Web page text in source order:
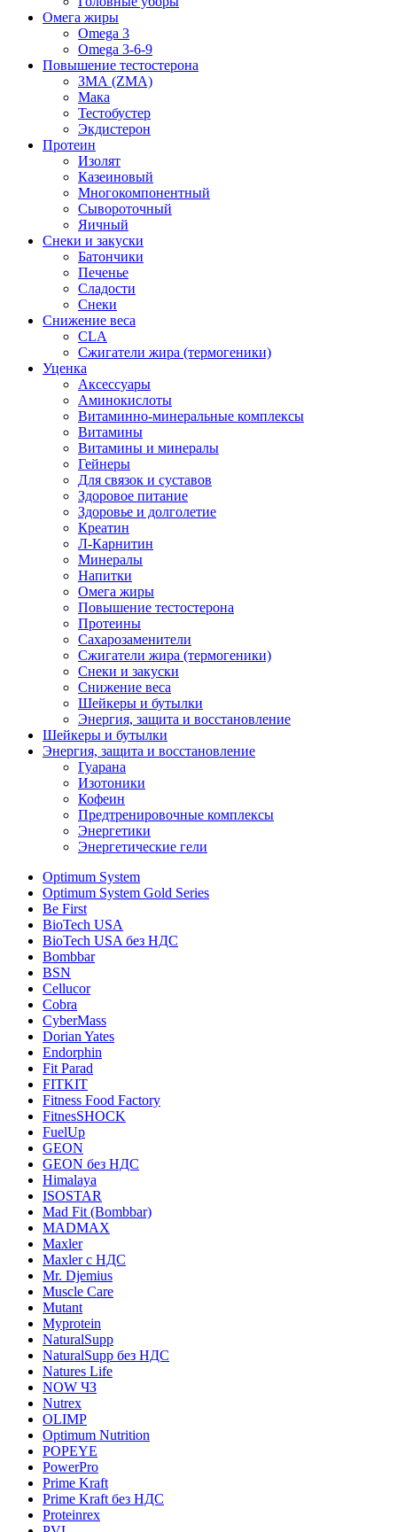
Омега жиры
Omega 3
Omega 3-6-9
Повышение тестостерона
ЗМА (ZMA)
Мака
Тестобустер
Экдистерон
Протеин
Изолят
Казеиновый
Многокомпонентный
Сывороточный
Яичный
Снеки и закуски
Батончики
Печенье
Сладости
Снеки
Снижение веса
CLA
Сжигатели жира (термогеники)
Уценка
Аксессуары
Аминокислоты
Витаминно-минеральные комплексы
Витамины
Витамины и минералы
Гейнеры
Для связок и суставов
Здоровое питание
Здоровье и долголетие
Креатин
Л-Карнитин
Минералы
Напитки
Омега жиры
Повышение тестостерона
Протеины
Сахарозаменители
Сжигатели жира (термогеники)
Снеки и закуски
Снижение веса
Шейкеры и бутылки
Энергия, защита и восстановление
Шейкеры и бутылки
Энергия, защита и восстановление
Гуарана
Изотоники
Кофеин
Предтренировочные комплексы
Энергетики
Энергетические гели
Optimum System
Optimum System Gold Series
Be First
BioTech USA
BioTech USA без НДС
Bombbar
BSN
Cellucor
Cobra
CyberMass
Dorian Yates
Endorphin
Fit Parad
FITKIT
Fitness Food Factory
FitnesSHOCK
FuelUp
GEON
GEON без НДС
Himalaya
ISOSTAR
Mad Fit (Bombbar)
MADMAX
Maxler
Maxler с НДС
Mr. Djemius
Muscle Care
Mutant
Myprotein
NaturalSupp
NaturalSupp без НДС
Natures Life
NOW ЧЗ
Nutrex
OLIMP
Optimum Nutrition
POPEYE
PowerPro
Prime Kraft
Prime Kraft без НДС
Proteinrex